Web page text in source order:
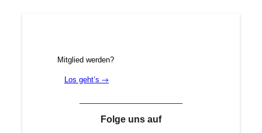
Mitglied werden?
Los geht’s →
Folge uns auf